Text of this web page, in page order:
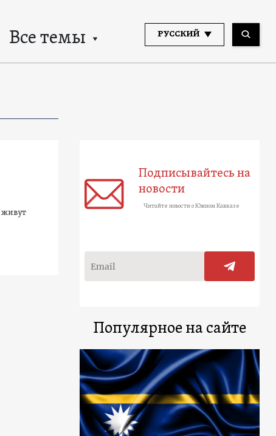
Все темы РУССКИЙ
Подписывайтесь на
новости
Читайте новости о Южном Кавказе
Популярное на сайте